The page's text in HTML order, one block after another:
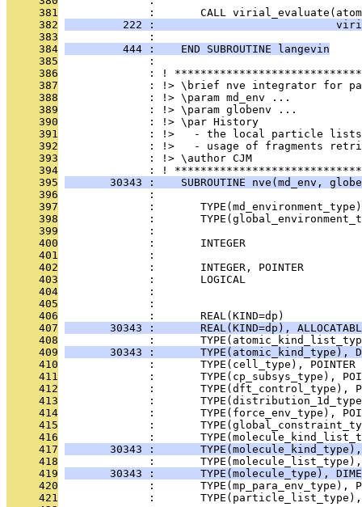
     381
:       CALL
     382
222 :
     383
              :
     384
         444 :    END SUBROUTINE langevin
     385
              :
     386
: !
     387
: !> \brief nve integrator for
     388
              : !> \param md_env ...
     389
              : !> \param globenv ...
     390
              : !> \par History
     391
: !>   - the local particle
     392
: !>   - usage of fragments
     393
              : !> \author CJM
     394
: !
     395
30343 :    SUBROUTINE nve(md_env,
     396
              :
     397
:
     398
:
     399
              :
     400
:       INTEGER
     401
:
     402
:       INTEGER, POINTER
     403
:       LOGICAL
     404
:
     405
:
     406
:       REAL(KIND=dp)
     407
30343 :       REAL(KIND=dp),
     408
:
     409
30343 :       TYPE(atomic_kind_type),
     410
:       TYPE(cell_type),
     411
:       TYPE(cp_subsys_type),
     412
:       TYPE(dft_control_type),
     413
:
     414
:       TYPE(force_env_type),
     415
:
     416
:
     417
30343 :
     418
:
     419
30343 :       TYPE(molecule_type),
     420
:       TYPE(mp_para_env_type),
     421
: